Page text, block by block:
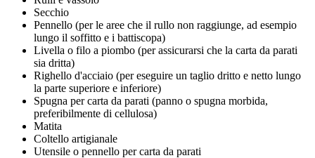
Secchio
Pennello (per le aree che il rullo non raggiunge, ad esempio
lungo il soffitto e i battiscopa)
Livella o filo a piombo (per assicurarsi che la carta da parati
sia dritta)
Righello d'acciaio (per eseguire un taglio dritto e netto lungo
la parte superiore e inferiore)
Spugna per carta da parati (panno o spugna morbida,
preferibilmente di cellulosa)
Matita
Coltello artigianale
Utensile o pennello per carta da parati